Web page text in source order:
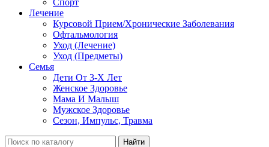
Спорт
Лечение
Курсовой Прием/Хронические Заболевания
Офтальмология
Уход (Лечение)
Уход (Предметы)
Семья
Дети От 3-Х Лет
Женское Здоровье
Мама И Малыш
Мужское Здоровье
Сезон, Импульс, Травма
Найти